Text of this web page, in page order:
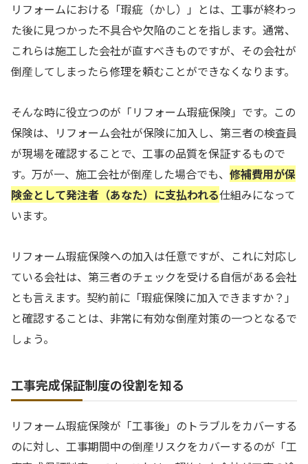
リフォームにおける「瑕疵（かし）」とは、工事が終わっ
た後に見つかった不具合や欠陥のことを指します。通常、
これらは施工した会社が直すべきものですが、その会社が
倒産してしまったら修理を頼むことができなくなります。
そんな時に役立つのが「リフォーム瑕疵保険」です。この
保険は、リフォーム会社が保険に加入し、第三者の検査員
が現場を確認することで、工事の品質を保証するもので
す。万が一、施工会社が倒産した場合でも、 修補費用が保
険金として発注者（あなた）に支払われる仕組みになって
います。
リフォーム瑕疵保険への加入は任意ですが、これに対応し
ている会社は、第三者のチェックを受ける自信がある会社
とも言えます。契約前に「瑕疵保険に加入できますか？」
と確認することは、非常に有効な倒産対策の一つとなるで
しょう。
工事完成保証制度の役割を知る
リフォーム瑕疵保険が「工事後」のトラブルをカバーする
のに対し、工事期間中の倒産リスクをカバーするのが「工